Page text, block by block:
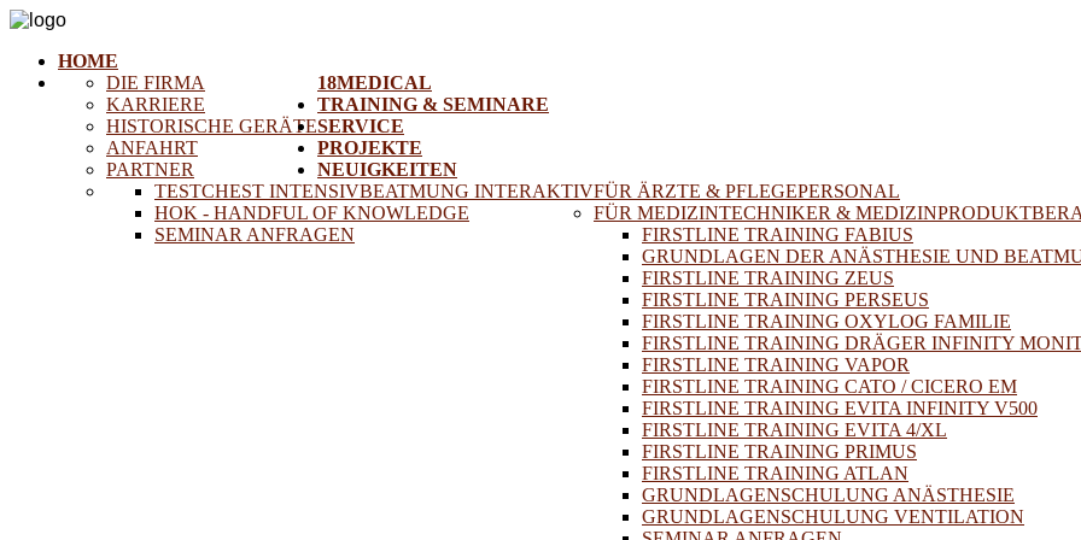
HOME
18MEDICAL
DIE FIRMA
KARRIERE
HISTORISCHE GERÄTE
ANFAHRT
PARTNER
TRAINING & SEMINARE
FÜR ÄRZTE & PFLEGEPERSONAL
TESTCHEST INTENSIVBEATMUNG INTERAKTIV
HOK - HANDFUL OF KNOWLEDGE
SEMINAR ANFRAGEN
FÜR MEDIZINTECHNIKER &
FIRSTLINE TRAINING FABIUS
GRUNDLAGEN DER ANÄSTHESIE UND
FIRSTLINE TRAINING ZEUS
FIRSTLINE TRAINING PERSEUS
FIRSTLINE TRAINING OXYLOG FAMILIE
FIRSTLINE TRAINING DRÄGER INFINITY
FIRSTLINE TRAINING VAPOR
FIRSTLINE TRAINING CATO / CICERO EM
FIRSTLINE TRAINING EVITA INFINITY V500
FIRSTLINE TRAINING EVITA 4/XL
FIRSTLINE TRAINING PRIMUS
FIRSTLINE TRAINING ATLAN
GRUNDLAGENSCHULUNG ANÄSTHESIE
GRUNDLAGENSCHULUNG VENTILATION
SERVICE
PROJEKTE
NEUIGKEITEN